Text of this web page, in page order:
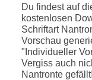
Du findest auf
kostenlosen
Schriftart
Vorschau
"Individueller
Vergiss auch
Nantronte gefällt!